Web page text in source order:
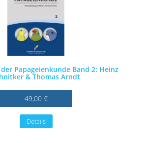
Papageienkunde Band 2: Heinz
& Thomas Arndt
49,00 €
Details